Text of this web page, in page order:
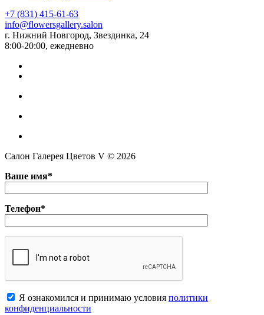
+7 (831) 415-61-63
info@flowersgallery.salon
г. Нижний Новгород, Звездинка, 24
8:00-20:00, ежедневно
Салон Галерея Цветов V © 2026
Ваше имя*
Телефон*
Я ознакомился и принимаю условия политики
конфиденциальноcти